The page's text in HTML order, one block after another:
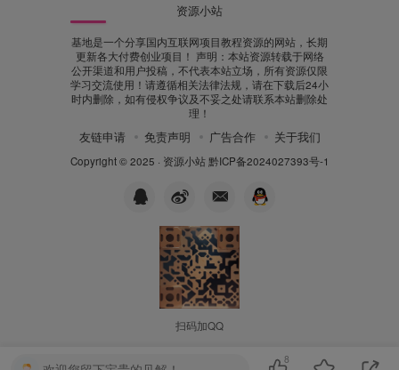
资源小站
基地是一个分享国内互联网项目教程资源的网站，长期
更新各大付费创业项目！ 声明：本站资源转载于网络
公开渠道和用户投稿，不代表本站立场，所有资源仅限
学习交流使用！请遵循相关法律法规，请在下载后24小
时内删除，如有侵权争议及不妥之处请联系本站删除处
理！
友链申请 免责声明 广告合作 关于我们
Copyright © 2025 · 资源小站 黔ICP备2024027393号-1
扫码加QQ
8